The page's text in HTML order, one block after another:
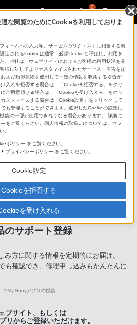
0
らいいな」も
安心」も
のサポート登録
み方に関する情報を定期的にお届け。
も確認でき、修理申し込みもかんたんに
＊ My Sonyアプリの機能
ブサイト、もしくは
リからご登録いただけます。
な閲覧のためにCookieを利用しておりま
ォームへの入力等、サービスのリクエストに相当する利
定されるCookieは通常、必須Cookieと呼ばれ、利用を
、当社は、ウェブサイトにおけるお客様の利用状況を分
様に対してよりカスタマイズされたサービス・広告を提
よび類似技術を使用して一定の情報を収集する場合が
入れを拒否する場合は、「Cookieを拒否する」をクリ
ご同意頂ける場合は、「Cookieを受け入れる」をクリ
スタマイズする場合は「Cookie設定」をクリックして
も管理することができます。選択したCookieの設定に
能の一部が使用できなくなる場合があります。 詳細に
をご覧ください。個人情報の取扱いについては、プラ
。
ポリシー をご覧ください。
プライバシーポリシー をご覧ください。
Cookie設定
Cookieを拒否する
を受け入れる